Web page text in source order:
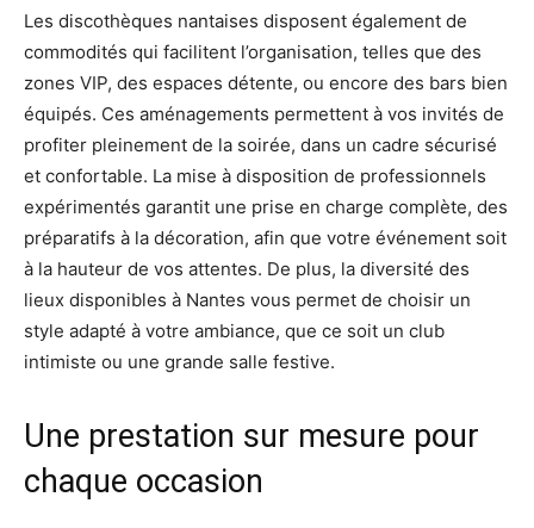
Les discothèques nantaises disposent également de
commodités qui facilitent l’organisation, telles que des
zones VIP, des espaces détente, ou encore des bars bien
équipés. Ces aménagements permettent à vos invités de
profiter pleinement de la soirée, dans un cadre sécurisé
et confortable. La mise à disposition de professionnels
expérimentés garantit une prise en charge complète, des
préparatifs à la décoration, afin que votre événement soit
à la hauteur de vos attentes. De plus, la diversité des
lieux disponibles à Nantes vous permet de choisir un
style adapté à votre ambiance, que ce soit un club
intimiste ou une grande salle festive.
Une prestation sur mesure pour
chaque occasion